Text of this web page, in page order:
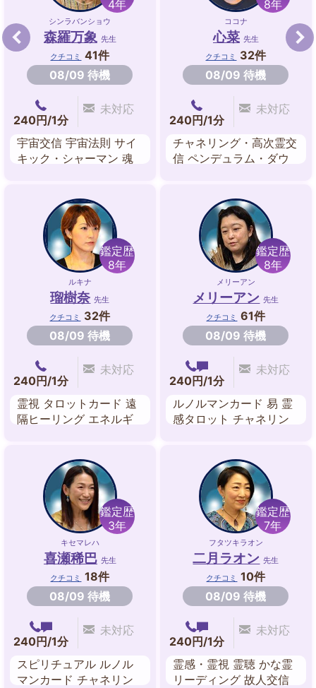
4年
シンラバンショウ
森羅万象 先生
クチコミ
41件
08/09 待機
240円/1分
未対応
宇宙交信 宇宙法則 サイ
キック・シャーマン 魂
8年
ココナ
心菜 先生
クチコミ
32件
08/09 待機
240円/1分
未対応
チャネリング・高次霊交
信 ペンデュラム・ダウ
グ サイキックリーディ
ング タロットカード 未
来予知
鑑定歴
8年
ルキナ
瑠樹奈 先生
クチコミ
32件
08/09 待機
240円/1分
未対応
霊視 タロットカード 遠
隔ヒーリング エネルギ
鑑定歴
8年
メリーアン
メリーアン 先生
クチコミ
61件
08/09 待機
240円/1分
未対応
ルノルマンカード 易 霊
感タロット チャネリン
鑑定歴
3年
キセマレハ
喜瀬稀巴 先生
クチコミ
18件
08/09 待機
240円/1分
未対応
スピリチュアル ルノル
マンカード チャネリン
鑑定歴
7年
フタツキラオン
二月ラオン 先生
クチコミ
10件
08/09 待機
240円/1分
未対応
霊感・霊視 霊聴 かな霊
リーディング 故人交信